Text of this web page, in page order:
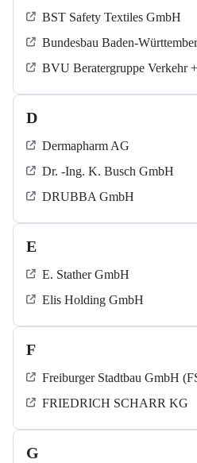
BST Safety Textiles GmbH
Bundesbau Baden-
BVU Beratergruppe Verkehr
D
Dermapharm AG
Dr. -Ing. K. Busch GmbH
DRUBBA GmbH
E
E. Stather GmbH
Elis Holding GmbH
F
Freiburger Stadtbau GmbH
FRIEDRICH SCHARR KG
G